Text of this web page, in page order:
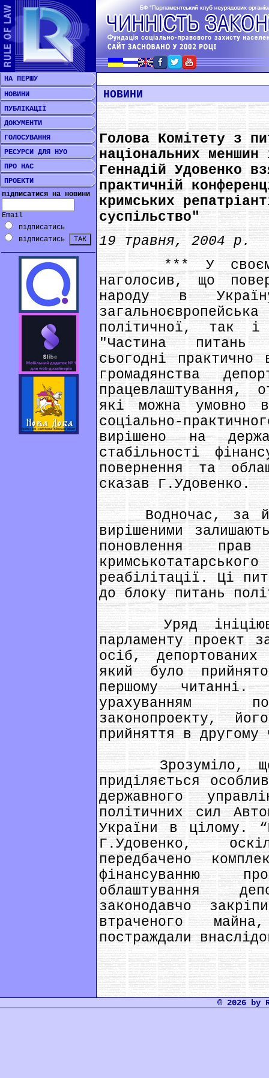
НА ПЕРШУ
НОВИНИ
ПУБЛІКАЦІЇ
ДОКУМЕНТИ
ГОЛОСУВАННЯ
РЕСУРСИ ДЛЯ НУО
ПРО НАС
ПРОЕКТИ
підписатися на новини
Email
підписатись
відписатись
НОВИНИ
Голова Комітету з
національних меншин
Геннадій Удовенко
практичній
кримських
суспільство"
19 травня, 2004 р.
*** У своєму
наголосив, що
народу в
політичної, так
"Частина питань
сьогодні практично
громадянства
працевлаштування,
які можна умовно
соціально-
вирішено на
стабільності
повернення та
сказав Г.Удовенко.
Водночас, за
вирішеними
поновлення прав
реабілітації. Ці
до блоку питань
Уряд
парламенту проект
осіб,
який було
першому
урахуванням
законопроекту,
прийняття в другому
Зрозуміло, що
приділяється
державного
політичних сил
України в цілому.
Г.Удовенко,
передбачено
фінансуванню
облаштування
законодавчо
втраченого
постраждали
© 2026 by